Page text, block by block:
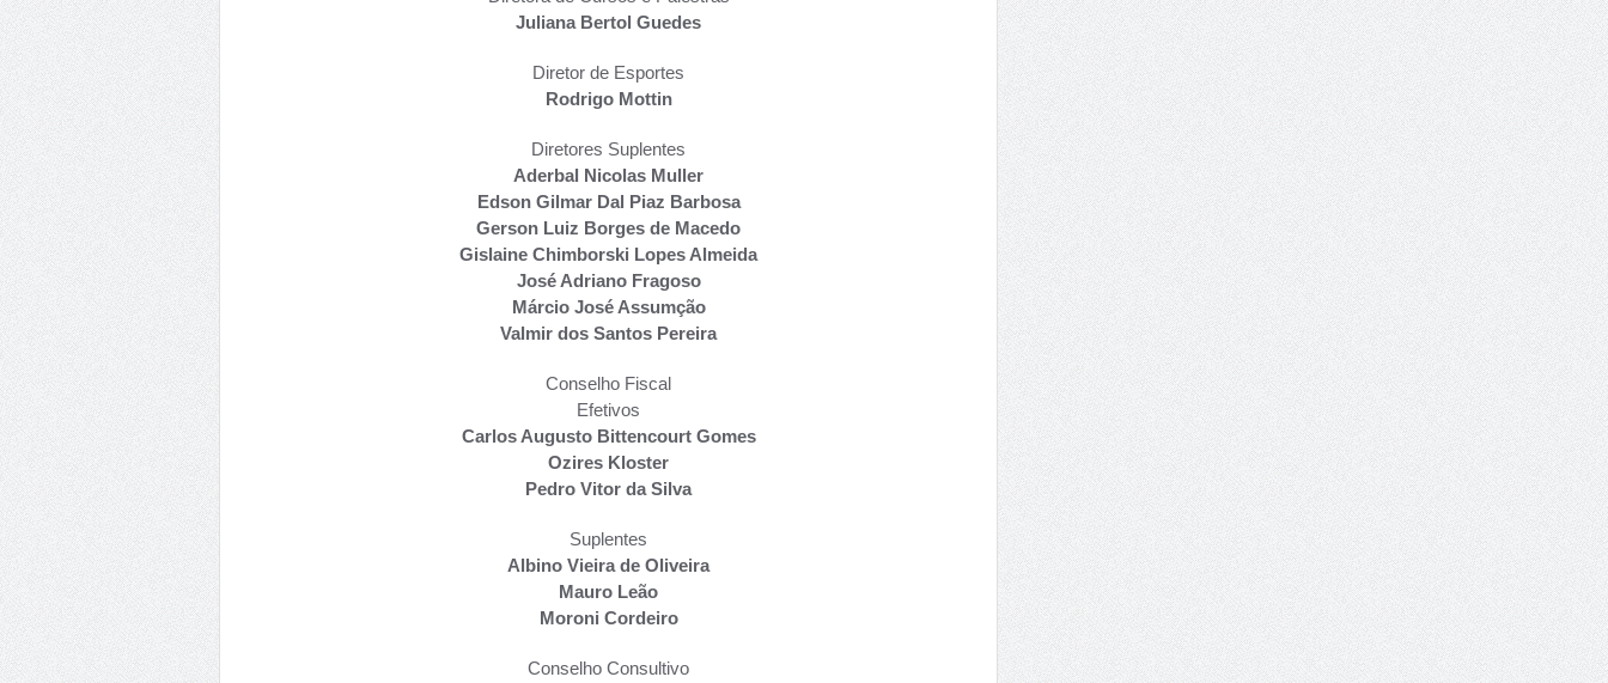
Juliana Bertol Guedes
Diretor de Esportes
Rodrigo Mottin
Diretores Suplentes
Aderbal Nicolas Muller
Edson Gilmar Dal Piaz Barbosa
Gerson Luiz Borges de Macedo
Gislaine Chimborski Lopes Almeida
José Adriano Fragoso
Márcio José Assumção
Valmir dos Santos Pereira
Conselho Fiscal
Efetivos
Carlos Augusto Bittencourt Gomes
Ozires Kloster
Pedro Vitor da Silva
Suplentes
Albino Vieira de Oliveira
Mauro Leão
Moroni Cordeiro
Conselho Consultivo